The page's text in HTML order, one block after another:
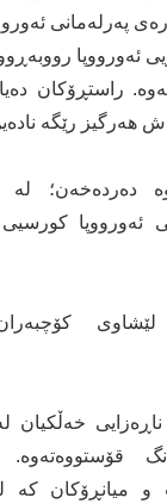
پەرلەمانی
ئەورووپا
راستڕۆکان
هەرگیز رێگە
دەردەخەن؛ لە
ئەورووپا
لێشاوی
ناڕەزایی خەڵکیان
قۆستووەتەوە.
و میانڕۆکان کە